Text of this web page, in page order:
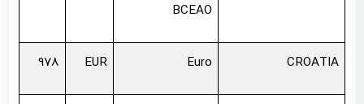
BCEAO
CROATIA
Euro
EUR
978